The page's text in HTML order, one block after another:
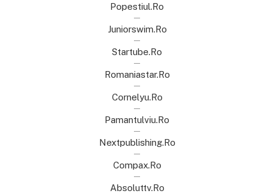
Popestiul.ro
Juniorswim.ro
Startube.ro
Romaniastar.ro
Cornelyu.ro
Pamantulviu.ro
Nextpublishing.ro
Compax.ro
Absoluttv.ro